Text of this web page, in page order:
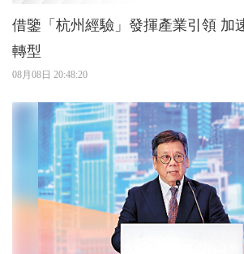
借鑒「杭州經驗」發揮產業引領 加速香港產業升級
轉型
08月08日 20:48:20